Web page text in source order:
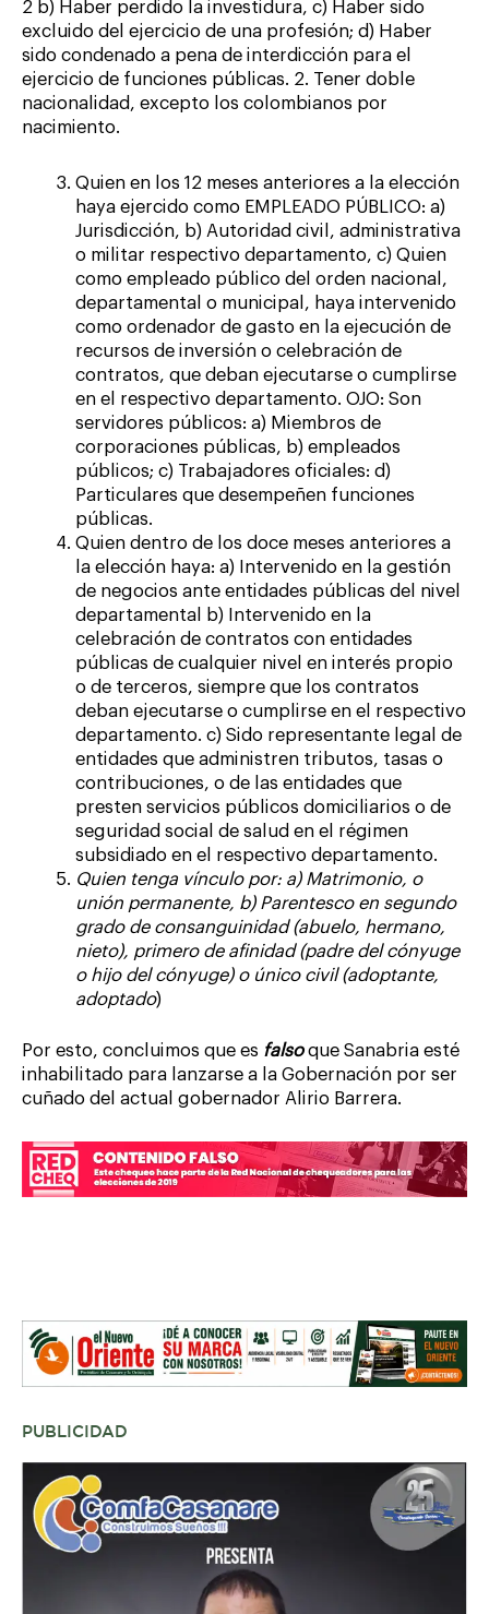
2 b) Haber perdido la investidura, c) Haber sido
excluido del ejercicio de una profesión; d) Haber
sido condenado a pena de interdicción para el
ejercicio de funciones públicas. 2. Tener doble
nacionalidad, excepto los colombianos por
nacimiento.
Quien en los 12 meses anteriores a la elección
haya ejercido como EMPLEADO PÚBLICO: a)
Jurisdicción, b) Autoridad civil, administrativa
o militar respectivo departamento, c) Quien
como empleado público del orden nacional,
departamental o municipal, haya intervenido
como ordenador de gasto en la ejecución de
recursos de inversión o celebración de
contratos, que deban ejecutarse o cumplirse
en el respectivo departamento. OJO: Son
servidores públicos: a) Miembros de
corporaciones públicas, b) empleados
públicos; c) Trabajadores oficiales: d)
Particulares que desempeñen funciones
públicas.
Quien dentro de los doce meses anteriores a
la elección haya: a) Intervenido en la gestión
de negocios ante entidades públicas del nivel
departamental b) Intervenido en la
celebración de contratos con entidades
públicas de cualquier nivel en interés propio
o de terceros, siempre que los contratos
deban ejecutarse o cumplirse en el respectivo
departamento. c) Sido representante legal de
entidades que administren tributos, tasas o
contribuciones, o de las entidades que
presten servicios públicos domiciliarios o de
seguridad social de salud en el régimen
subsidiado en el respectivo departamento.
Quien tenga vínculo por: a) Matrimonio, o
unión permanente, b) Parentesco en segundo
grado de consanguinidad (abuelo, hermano,
nieto), primero de afinidad (padre del cónyuge
o hijo del cónyuge) o único civil (adoptante,
adoptado)
Por esto, concluimos que es falsoque Sanabria esté
inhabilitado para lanzarse a la Gobernación por ser
cuñado del actual gobernador Alirio Barrera.
PUBLICIDAD